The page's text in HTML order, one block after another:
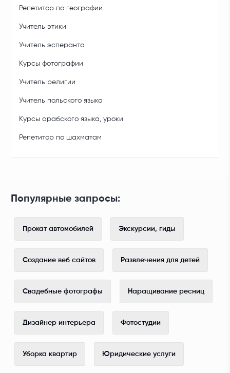
Репетитор по географии
Учитель этики
Учитель эсперанто
Курсы фотографии
Учитель религии
Учитель польского языка
Курсы арабского языка, уроки
Репетитор по шахматам
Популярные запросы:
Прокат автомобилей Экскурсии, гиды
Создание веб сайтов Развлечения для детей
Свадебные фотографы Наращивание ресниц
Дизайнер интерьера Фотостудии
Уборка квартир Юридические услуги